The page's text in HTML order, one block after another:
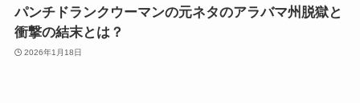
パンチドランクウーマンの元ネタのアラバマ州脱獄と
衝撃の結末とは？
2026年1月18日